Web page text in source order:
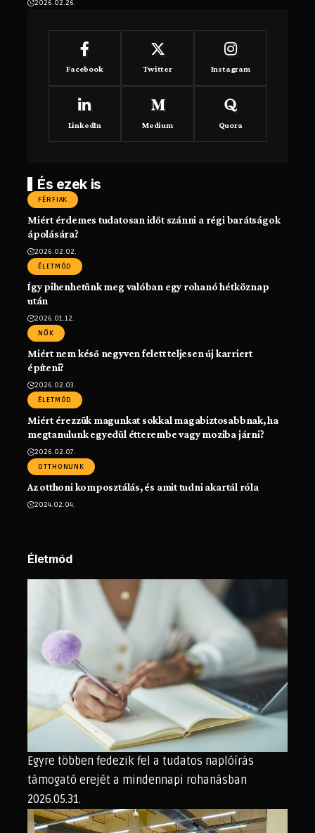
2026.02.26.
Facebook Twitter Instagram
LinkedIn Medium Quora
És ezek is
FÉRFIAK
Miért érdemes tudatosan időt szánni a régi barátságok
ápolására?
2026.02.02.
ÉLETMÓD
Így pihenhetünk meg valóban egy rohanó hétköznap
után
2026.01.12.
NŐK
Miért nem késő negyven felett teljesen új karriert
építeni?
2026.02.03.
ÉLETMÓD
Miért érezzük magunkat sokkal magabiztosabbnak, ha
megtanulunk egyedül étterembe vagy moziba járni?
2026.02.07.
OTTHONUNK
Az otthoni komposztálás, és amit tudni akartál róla
2024.02.04.
Életmód
Egyre többen fedezik fel a tudatos naplóírás
támogató erejét a mindennapi rohanásban
2026.05.31.